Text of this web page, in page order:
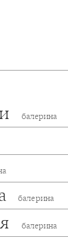
балерина
балерина
балерина